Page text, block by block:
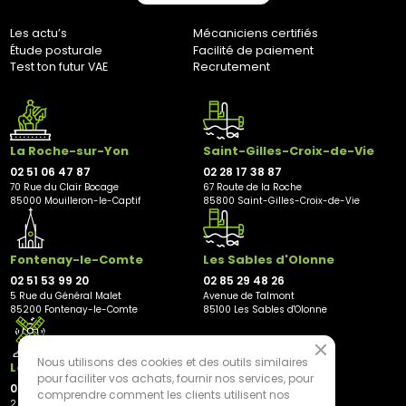
70 rue du Clair Bocage
85000, Mouilleron-Le-Captif
Les actu’s
Mécaniciens certifiés
Étude posturale
Facilité de paiement
Test ton futur VAE
Recrutement
La Roche-sur-Yon
02 51 06 47 87
70 Rue du Clair Bocage
85000 Mouilleron-le-Captif
Saint-Gilles-Croix-de-Vie
02 28 17 38 87
67 Route de la Roche
85800 Saint-Gilles-Croix-de-Vie
Fontenay-le-Comte
02 51 53 99 20
5 Rue du Général Malet
85200 Fontenay-le-Comte
Les Sables d'Olonne
02 85 29 48 26
Avenue de Talmont
85100 Les Sables d'Olonne
Les Herbiers
02 21 81 23 11
Nous utilisons des cookies et des outils similaires
pour faciliter vos achats, fournir nos services, pour
comprendre comment les clients utilisent nos